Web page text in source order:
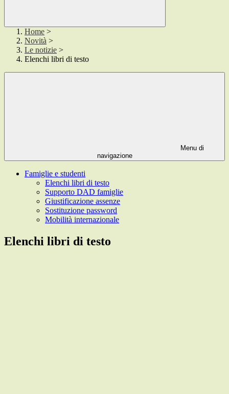
Home >
Novità >
Le notizie >
Elenchi libri di testo
Menu di
navigazione
Famiglie e studenti
Elenchi libri di testo
Supporto DAD famiglie
Giustificazione assenze
Sostituzione password
Mobilità internazionale
Elenchi libri di testo